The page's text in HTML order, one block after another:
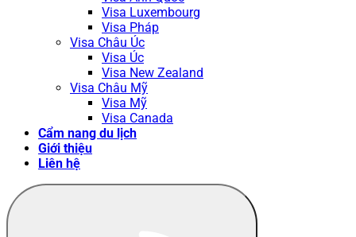
Visa Luxembourg
Visa Pháp
Visa Châu Úc
Visa Úc
Visa New Zealand
Visa Châu Mỹ
Visa Mỹ
Visa Canada
Cẩm nang du lịch
Giới thiệu
Liên hệ